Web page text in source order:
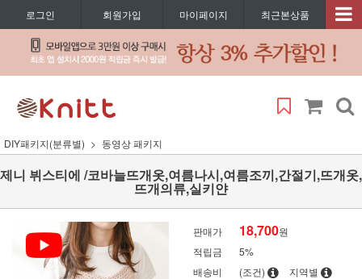
로그인 회원가입 마이페이지 최근본상품
DIY패키지(분류별) 동영상 패키지
제니 뷔스티에 /코바늘뜨개옷,여름나시,여름조끼,간절기,뜨개옷,
뜨개의류,실키얀
판매가 18,700원
적립금
5%
배송비
(조건)
지역별